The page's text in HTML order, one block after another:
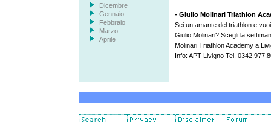
Dicembre
Gennaio
Febbraio
Marzo
Aprile
- Giulio Molinari Triathlon
Sei un amante del triathlon e
Giulio Molinari? Scegli la
Molinari Triathlon Academy a
Info: APT Livigno Tel.